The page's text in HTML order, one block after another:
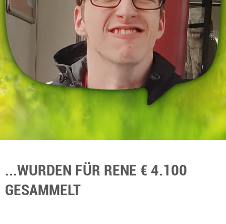
...WURDEN FÜR RENE € 4.100
GESAMMELT